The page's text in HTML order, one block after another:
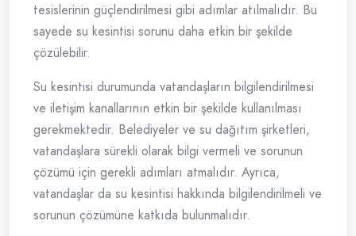
tesislerinin güçlendirilmesi gibi adımlar atılmalıdır. Bu
sayede su kesintisi sorunu daha etkin bir şekilde
çözülebilir.
Su kesintisi durumunda vatandaşların bilgilendirilmesi
ve iletişim kanallarının etkin bir şekilde kullanılması
gerekmektedir. Belediyeler ve su dağıtım şirketleri,
vatandaşlara sürekli olarak bilgi vermeli ve sorunun
çözümü için gerekli adımları atmalıdır. Ayrıca,
vatandaşlar da su kesintisi hakkında bilgilendirilmeli ve
sorunun çözümüne katkıda bulunmalıdır.